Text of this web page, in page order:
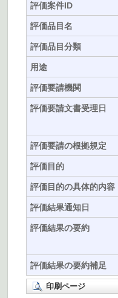
評価案件ID
評価品目名
評価品目分類
用途
評価要請機関
評価要請文書受理日
評価要請の根拠規定
評価目的
評価目的の具体的内容
評価結果通知日
評価結果の要約
評価結果の要約補足
印刷ページ